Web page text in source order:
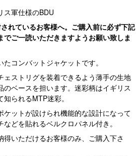
ス軍仕様のBDU
れているお客様へ。ご購入前に必ず下記
ご一読いただきますようお願い致しま
コンバットジャケットです。
ェストリグを装着できるよう薄手の生地
のベースを担います。迷彩柄はイギリス
られるMTP迷彩。
ケットが設けられ機能的な設計になって
どを貼れるベルクロパネル付き。
いただけるお客様のみ、ご購入下さ